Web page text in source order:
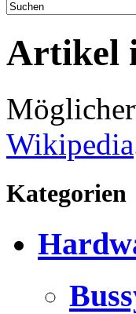
Artikel
Wikipedia
Kategorien